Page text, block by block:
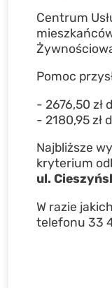
Centrum
Pomoc
- 2676,50 zł
- 2180,95 zł
Najbliższe
kryterium
ul.
W razie
telefonu 33